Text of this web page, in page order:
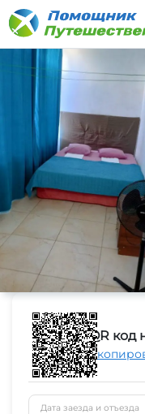
QR код
Дата заезда и отъезда